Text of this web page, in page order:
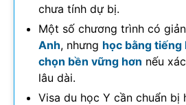
chưa tính dự bị.
Một số chương trình có
Anh, nhưng học bằng tiếng
chọn bền vững hơn nếu
lâu dài.
Visa du học Y cần chuẩn bị